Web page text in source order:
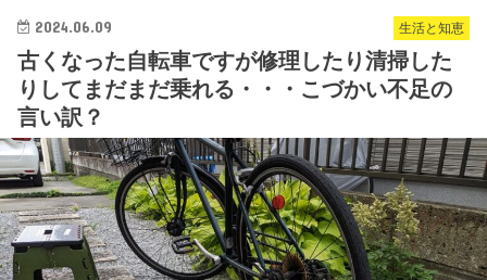
生活と知恵
2024.06.09
古くなった自転車ですが修理したり清掃した
りしてまだまだ乗れる・・・こづかい不足の
言い訳？